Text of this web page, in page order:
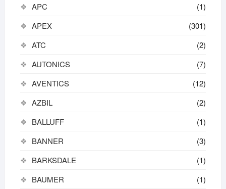
APC
(1)
APEX
(301)
ATC
(2)
AUTONICS
(7)
AVENTICS
(12)
AZBIL
(2)
BALLUFF
(1)
BANNER
(3)
BARKSDALE
(1)
BAUMER
(1)